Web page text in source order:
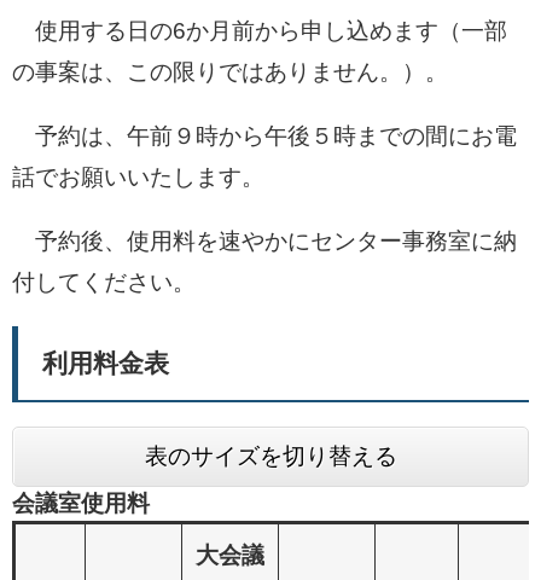
使用する日の6か月前から申し込めます（一部
の事案は、この限りではありません。）。
予約は、午前９時から午後５時までの間にお電
話でお願いいたします。
予約後、使用料を速やかにセンター事務室に納
付してください。
利用料金表
表のサイズを切り替える
会議室使用料
大会議